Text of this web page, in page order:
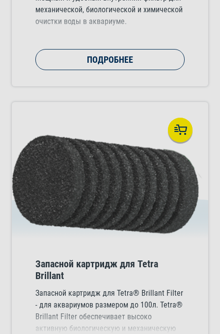
механической, биологической и химической
очистки воды в аквариуме.
ПОДРОБНЕЕ
Запасной картридж для Tetra
Brillant
Запасной картридж для Tetra® Brillant Filter
- для аквариумов размером до 100л. Tetra®
Brillant Filter обеспечивает высоко
активную биологическую и механическую